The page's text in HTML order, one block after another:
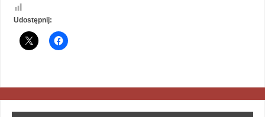
Udostępnij: